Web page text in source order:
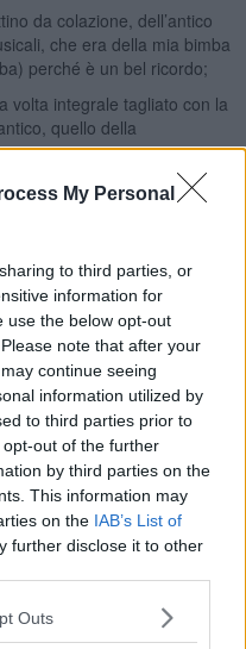
My Personal
to third parties, or
information for
use the below opt-out
note that after your
continue seeing
information utilized by
to third parties prior to
out of the further
by third parties on the
This information may
on the IAB’s List of
further disclose it to other
Outs
da colazione, dell’antico
che era della mia bimba
perché è un bel ricordo;
volta integrale tagliato con la
quello della
aggiunto, con le
perché ha la dolcezza
soddisfare anche l’olfatto
da bambina, insieme